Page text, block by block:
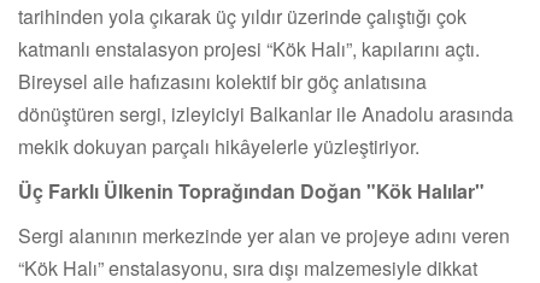
tarihinden yola çıkarak üç yıldır üzerinde çalıştığı çok
katmanlı enstalasyon projesi “Kök Halı”, kapılarını açtı.
Bireysel aile hafızasını kolektif bir göç anlatısına
dönüştüren sergi, izleyiciyi Balkanlar ile Anadolu arasında
mekik dokuyan parçalı hikâyelerle yüzleştiriyor.
Üç Farklı Ülkenin Toprağından Doğan "Kök Halılar"
Sergi alanının merkezinde yer alan ve projeye adını veren
“Kök Halı” enstalasyonu, sıra dışı malzemesiyle dikkat